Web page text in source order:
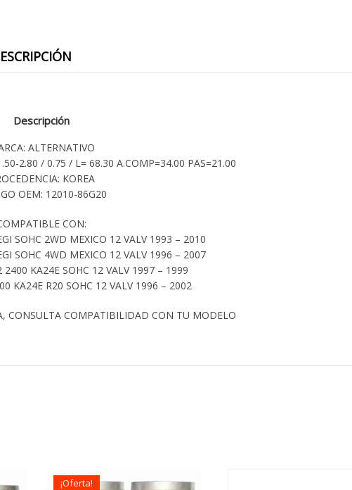
Descripción
ALTERNATIVO
2.80 / 0.75 / L= 68.30 A.COMP=34.00 PAS=21.00
KOREA
OEM: 12010-86G20
CON:
SOHC 2WD MEXICO 12 VALV 1993 – 2010
SOHC 4WD MEXICO 12 VALV 1996 – 2007
KA24E SOHC 12 VALV 1997 – 1999
KA24E R20 SOHC 12 VALV 1996 – 2002
CONSULTA COMPATIBILIDAD CON TU MODELO
¡Oferta!